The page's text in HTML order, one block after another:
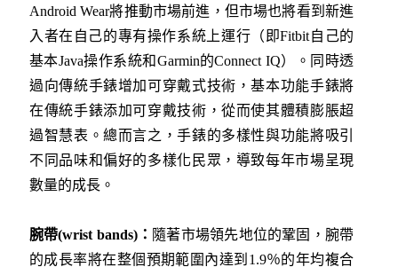
Android Wear將推動市場前進，但市場也將看到新進
入者在自己的專有操作系統上運行（即Fitbit自己的
基本Java操作系統和Garmin的Connect IQ）。同時透
過向傳統手錶增加可穿戴式技術，基本功能手錶將
在傳統手錶添加可穿戴技術，從而使其體積膨脹超
過智慧表。總而言之，手錶的多樣性與功能將吸引
不同品味和偏好的多樣化民眾，導致每年市場呈現
數量的成長。
腕帶(wrist bands)： 隨著市場領先地位的鞏固，腕帶
的成長率將在整個預期範圍內達到1.9％的年均複合